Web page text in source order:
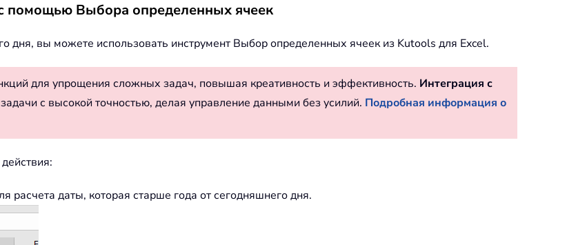
помощью Выбора определенных ячеек
дня, вы можете использовать инструмент Выбор определенных ячеек из Kutools для Excel.
для упрощения сложных задач, повышая креативность и эффективность. Интеграция с
с высокой точностью, делая управление данными без усилий. Подробная информация о
расчета даты, которая старше года от сегодняшнего дня.